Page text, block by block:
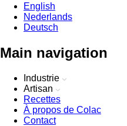
English
Nederlands
Deutsch
Main navigation
Industrie
Artisan
Recettes
À propos de Colac
Contact